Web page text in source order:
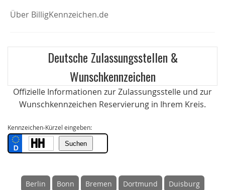
Über BilligKennzeichen.de
Deutsche Zulassungsstellen &
Wunschkennzeichen
Offizielle Informationen zur Zulassungsstelle und zur
Wunschkennzeichen Reservierung in Ihrem Kreis.
Kennzeichen-Kürzel eingeben:
Berlin Bonn Bremen Dortmund Duisburg